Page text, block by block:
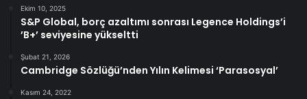
Ekim 10, 2025
S&P Global, borç azaltımı sonrası Legence Holdings’i
’B+’ seviyesine yükseltti
Şubat 21, 2026
Cambridge Sözlüğü’nden Yılın Kelimesi ‘Parasosyal’
Kasım 24, 2022